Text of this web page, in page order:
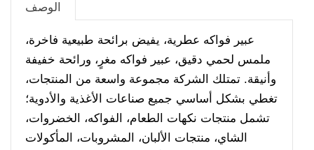
الوصف
عبير فواكه عطرية، يفيض برائحة طبيعية فاخرة،
ملمس لحمي دقيق، عبير فواكه مغرٍ، ورائحة خفيفة
وأنيقة. تمتلك الشركة مجموعة واسعة من المنتجات،
تغطي بشكل أساسي جميع صناعات الأغذية والأدوية؛
تشمل منتجات نكهات الطعام، الفواكه، الخضروات،
الشاي، منتجات الألبان، المشروبات، المأكولات